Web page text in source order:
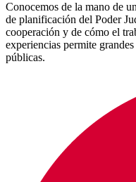
Conocemos de la mano de
de planificación del Poder
cooperación y de cómo el
experiencias permite
públicas.